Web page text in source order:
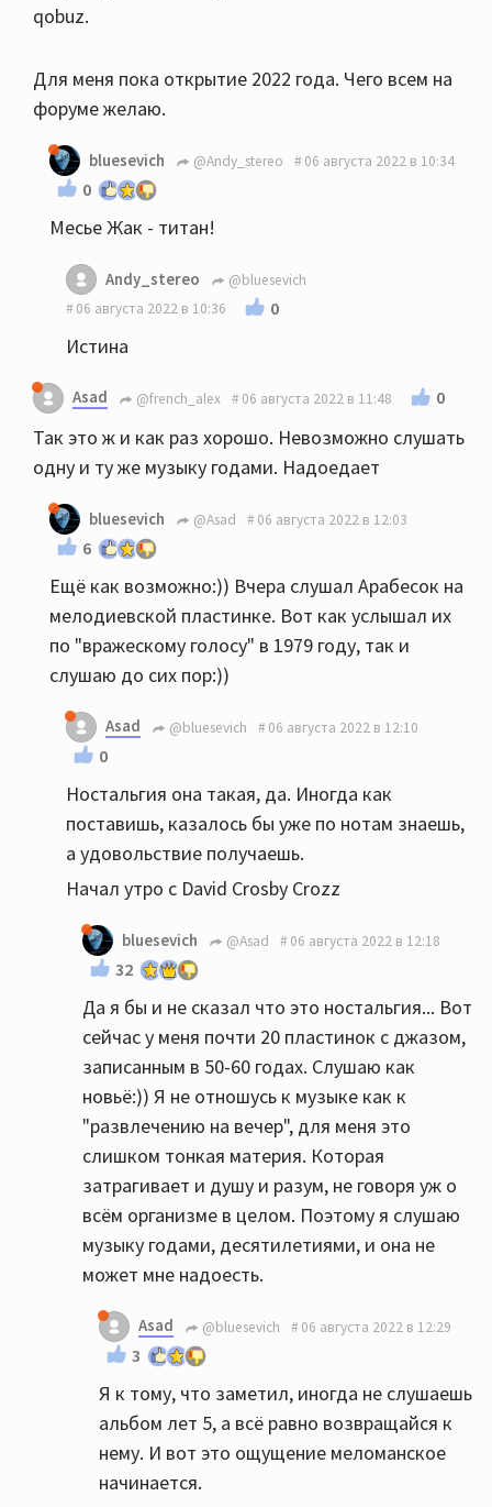
qobuz.
Для меня пока открытие 2022 года. Чего всем на
форуме желаю.
bluesevich @Andy_stereo 06 августа 2022 в 10:34
0
Месье Жак - титан!
Andy_stereo
@bluesevich
06 августа 2022 в 10:36
0
Истина
Asad @french_alex 06 августа 2022 в 11:48 0
Так это ж и как раз хорошо. Невозможно слушать
одну и ту же музыку годами. Надоедает
bluesevich @Asad 06 августа 2022 в 12:03
6
Ещё как возможно:)) Вчера слушал Арабесок на
мелодиевской пластинке. Вот как услышал их
по "вражескому голосу" в 1979 году, так и
слушаю до сих пор:))
Asad @bluesevich 06 августа 2022 в 12:10
0
Ностальгия она такая, да. Иногда как
поставишь, казалось бы уже по нотам знаешь,
а удовольствие получаешь.
Начал утро с David Crosby Crozz
bluesevich @Asad 06 августа 2022 в 12:18
32
Да я бы и не сказал что это ностальгия... Вот
сейчас у меня почти 20 пластинок с джазом,
записанным в 50-60 годах. Слушаю как
новьё:)) Я не отношусь к музыке как к
"развлечению на вечер", для меня это
слишком тонкая материя. Которая
затрагивает и душу и разум, не говоря уж о
всём организме в целом. Поэтому я слушаю
музыку годами, десятилетиями, и она не
может мне надоесть.
Asad @bluesevich 06 августа 2022 в 12:29
3
Я к тому, что заметил, иногда не слушаешь
альбом лет 5, а всё равно возвращайся к
нему. И вот это ощущение меломанское
начинается.